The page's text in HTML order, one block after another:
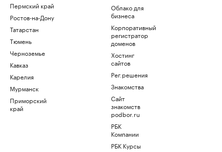
Пермский край
Ростов-на-Дону
Татарстан
Тюмень
Черноземье
Кавказ
Карелия
Мурманск
Приморский
край
Облако для
бизнеса
Корпоративный
регистратор
доменов
Хостинг
сайтов
Рег.решения
Знакомства
Сайт
знакомств
podbor.ru
РБК
Компании
РБК Курсы